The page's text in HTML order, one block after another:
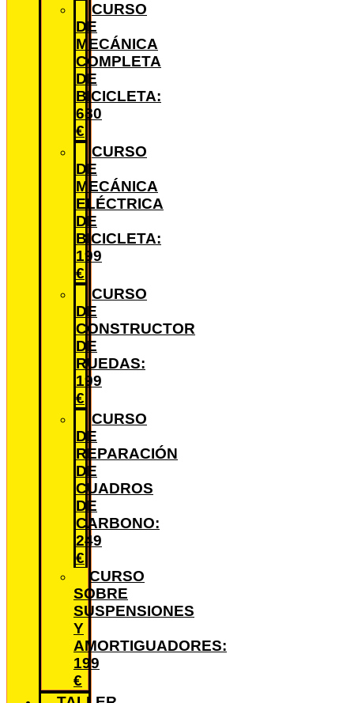
CURSO
DE
MECÁNICA
COMPLETA
DE
BICICLETA:
680
€
CURSO
DE
MECÁNICA
ELÉCTRICA
DE
BICICLETA:
199
€
CURSO
DE
CONSTRUCTOR
DE
RUEDAS:
199
€
CURSO
DE
REPARACIÓN
DE
CUADROS
DE
CARBONO:
249
€
CURSO
SOBRE
SUSPENSIONES
Y
AMORTIGUADORES:
199
€